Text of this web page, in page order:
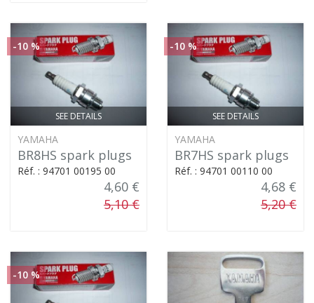
SEE DETAILS
-10 %
YAMAHA
BR8HS spark plugs
Réf. : 94701 00195 00
4,60 €
5,10 €
SEE DETAILS
-10 %
YAMAHA
BR7HS spark plugs
Réf. : 94701 00110 00
4,68 €
5,20 €
-10 %